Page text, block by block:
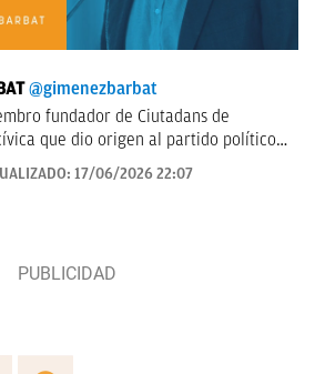
@gimenezbarbat
fundador de Ciutadans de
que dio origen al partido político
por UPyD. Escribo sobre política
17/06/2026 22:07